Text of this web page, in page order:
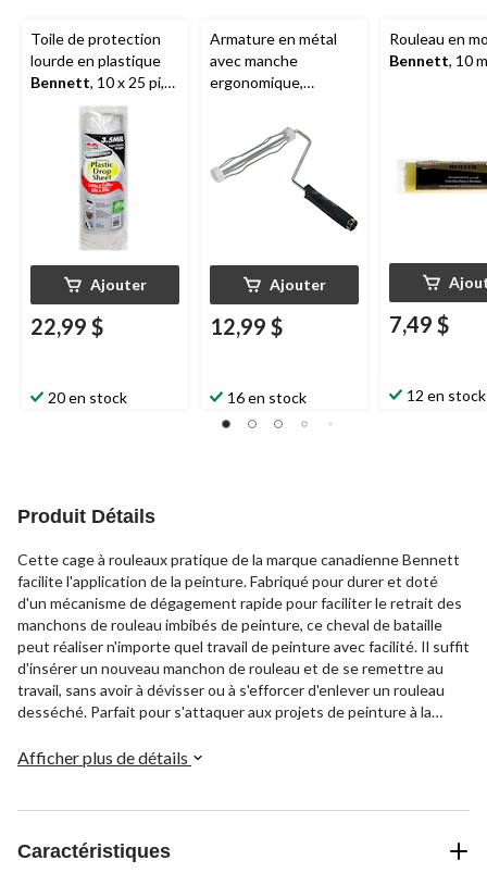
Toile de protection
lourde en plastique
Bennett, 10 x 25 pi,
Ajouter
22,99 $
20 en stock
Armature en métal
avec manche
ergonomique,
Ajouter
12,99 $
16 en stock
Rouleau en
Bennett, 10
7,49 $
12 en stock
Produit Détails
Cette cage à rouleaux pratique de la marque canadienne Bennett
facilite l'application de la peinture. Fabriqué pour durer et doté
d'un mécanisme de dégagement rapide pour faciliter le retrait des
manchons de rouleau imbibés de peinture, ce cheval de bataille
peut réaliser n'importe quel travail de peinture avec facilité. Il suffit
d'insérer un nouveau manchon de rouleau et de se remettre au
travail, sans avoir à dévisser ou à s'efforcer d'enlever un rouleau
desséché. Parfait pour s'attaquer aux projets de peinture à la
Afficher plus de détails
Caractéristiques